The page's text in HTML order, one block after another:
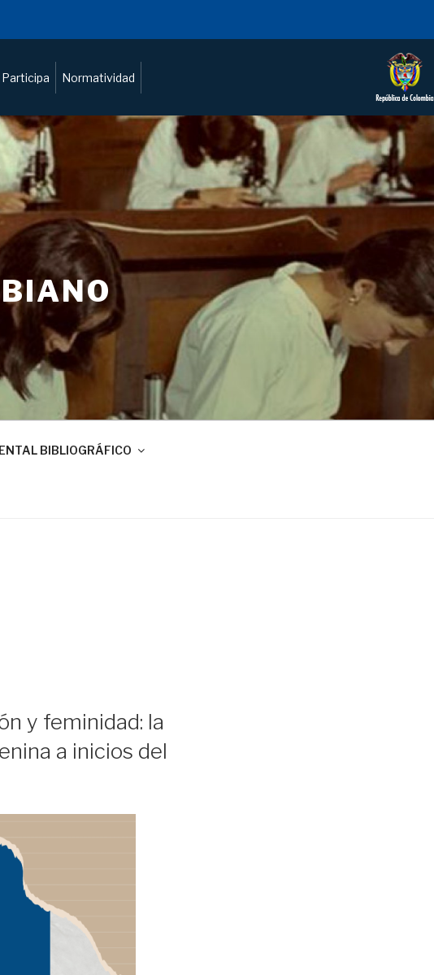
Participa Normatividad
BIBLIOGRÁFICO
y feminidad: la
a inicios del